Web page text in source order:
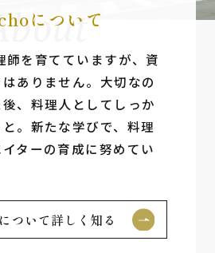
について
を育てていますが、資
ありません。⼤切なの
、料理⼈としてしっか
。新たな学びで、料理
ターの育成に努めてい
ついて詳しく知る